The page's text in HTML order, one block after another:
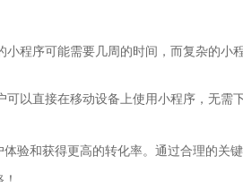
程序可能需要几周的时间，而复杂的小
以直接在移动设备上使用小程序，无需
验和获得更高的转化率。通过合理的